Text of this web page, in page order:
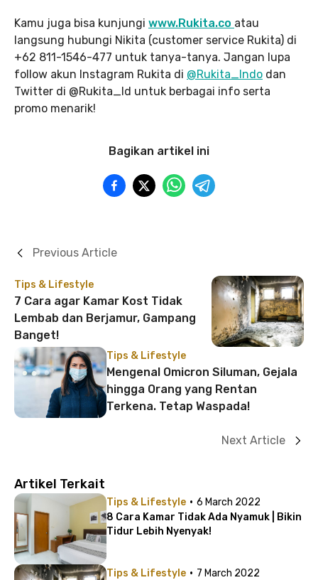
Kamu juga bisa kunjungi www.Rukita.co atau
langsung hubungi Nikita (customer service Rukita) di
+62 811-1546-477 untuk tanya-tanya. Jangan lupa
follow akun Instagram Rukita di @Rukita_Indo dan
Twitter di @Rukita_Id untuk berbagai info serta
promo menarik!
Bagikan artikel ini
Tips & Lifestyle
7 Cara agar Kamar Kost Tidak
Lembab dan Berjamur, Gampang
Banget!
Previous Article
Tips & Lifestyle
Mengenal Omicron Siluman, Gejala
hingga Orang yang Rentan
Terkena. Tetap Waspada!
Next Article
Artikel Terkait
Tips & Lifestyle · 6 March 2022
8 Cara Kamar Tidak Ada Nyamuk | Bikin
Tidur Lebih Nyenyak!
Tips & Lifestyle · 7 March 2022